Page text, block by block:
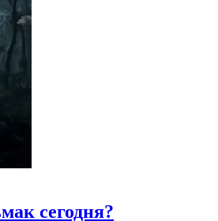
сегодня?